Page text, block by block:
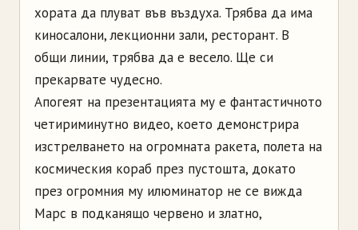
хората да плуват във въздуха. Трябва да има
киносалони, лекционни зали, ресторант. В
общи линии, трябва да е весело. Ще си
прекарвате чудесно.
Апогеят на презентацията му е фантастичното
четириминутно видео, което демонстрира
изстрелването на огромната ракета, полета на
космическия кораб през пустошта, докато
през огромния му илюминатор не се вижда
Марс в подканящо червено и златно,